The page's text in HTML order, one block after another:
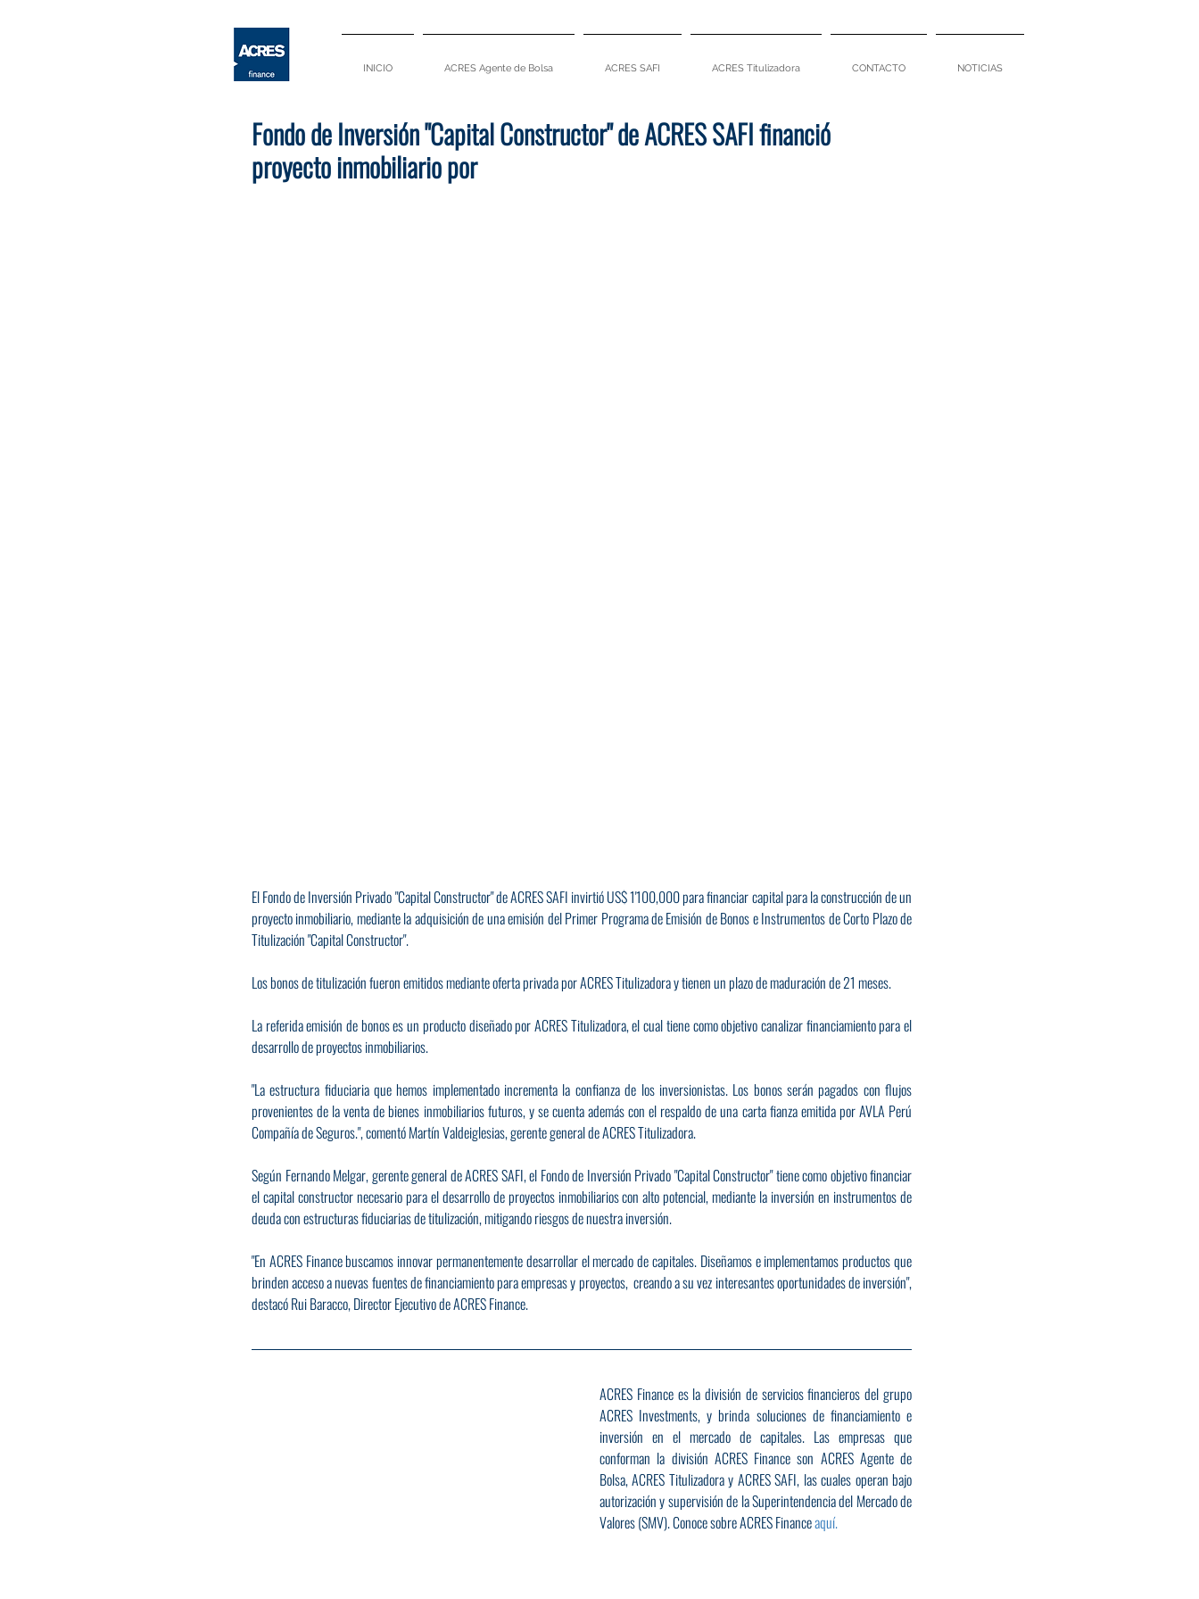
INICIO ACRES Agente de Bolsa ACRES SAFI ACRES Titulizadora CONTACTO NOTICIAS
Fondo de Inversión "Capital Constructor" de ACRES SAFI financió
proyecto inmobiliario por
El Fondo de Inversión Privado "Capital Constructor" de ACRES SAFI invirtió US$ 1'100,000 para financiar capital para la construcción de un
proyecto inmobiliario, mediante la adquisición de una emisión del Primer Programa de Emisión de Bonos e Instrumentos de Corto Plazo de
Titulización "Capital Constructor".
Los bonos de titulización fueron emitidos mediante oferta privada por ACRES Titulizadora y tienen un plazo de maduración de 21 meses.
La referida emisión de bonos es un producto diseñado por ACRES Titulizadora, el cual tiene como objetivo canalizar financiamiento para el
desarrollo de proyectos inmobiliarios.
"La estructura fiduciaria que hemos implementado incrementa la confianza de los inversionistas. Los bonos serán pagados con flujos
provenientes de la venta de bienes inmobiliarios futuros, y se cuenta además con el respaldo de una carta fianza emitida por AVLA Perú
Compañía de Seguros.", comentó Martín Valdeiglesias, gerente general de ACRES Titulizadora.
Según Fernando Melgar, gerente general de ACRES SAFI, el Fondo de Inversión Privado "Capital Constructor" tiene como objetivo financiar
el capital constructor necesario para el desarrollo de proyectos inmobiliarios con alto potencial, mediante la inversión en instrumentos de
deuda con estructuras fiduciarias de titulización, mitigando riesgos de nuestra inversión.
"En ACRES Finance buscamos innovar permanentemente desarrollar el mercado de capitales. Diseñamos e implementamos productos que
brinden acceso a nuevas fuentes de financiamiento para empresas y proyectos,  creando a su vez interesantes oportunidades de inversión",
destacó Rui Baracco, Director Ejecutivo de ACRES Finance.
ACRES Finance es la división de servicios financieros del grupo
ACRES Investments, y brinda soluciones de financiamiento e
inversión en el mercado de capitales. Las empresas que
conforman la división ACRES Finance son ACRES Agente de
Bolsa, ACRES Titulizadora y ACRES SAFI, las cuales operan bajo
autorización y supervisión de la Superintendencia del Mercado de
Valores (SMV). Conoce sobre ACRES Finance aquí.